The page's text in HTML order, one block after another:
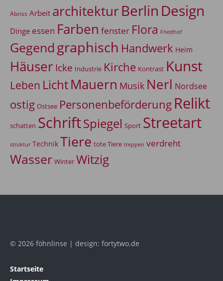
Abriss Arbeit architekturBerlin Design
Dinge essen Farben fenster Flora Friedhof
Gegendgraphisch Handwerk Heim
Häuser Icke Industrie Kirche Kontrast Kunst
Leben LichtMauern Musik Nerl Nordsee
ostig Ostsee Personenbeförderung Relikt
schatten SchriftSpiegel Sport Streetart
struktur Technik Tiere tote Tiere treppen verdreht
Wasser Winter Witzig
© 2026 föhnlinse | design: fortytwo.de
Startseite